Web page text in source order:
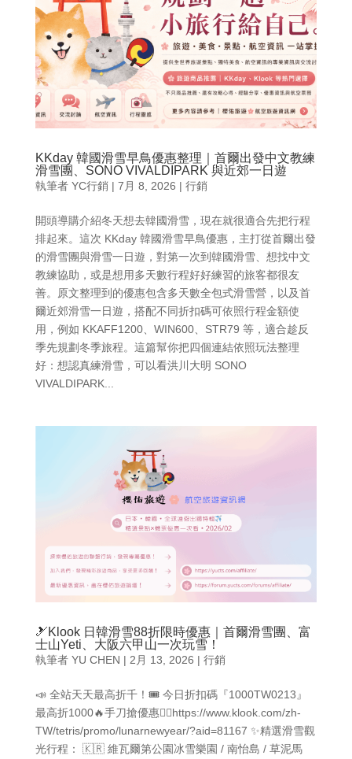
KKday 韓國滑雪早鳥優惠整理｜首爾出發中文教練
滑雪團、SONO VIVALDIPARK 與近郊一日遊
執筆者 YC行銷| 7月 8, 2026 | 行銷
開頭導購介紹冬天想去韓國滑雪，現在就很適合先把行程
排起來。這次 KKday 韓國滑雪早鳥優惠，主打從首爾出發
的滑雪團與滑雪一日遊，對第一次到韓國滑雪、想找中文
教練協助，或是想用多天數行程好好練習的旅客都很友
善。原文整理到的優惠包含多天數全包式滑雪營，以及首
爾近郊滑雪一日遊，搭配不同折扣碼可依照行程金額使
用，例如 KKAFF1200、WIN600、STR79 等，適合趁反
季先規劃冬季旅程。這篇幫你把四個連結依照玩法整理
好：想認真練滑雪，可以看洪川大明 SONO
VIVALDIPARK...
🎿Klook 日韓滑雪88折限時優惠｜首爾滑雪團、富
士山Yeti、大阪六甲山一次玩雪！
執筆者 YU CHEN | 2月 13, 2026 | 行銷
📣 全站天天最高折千！🎟️ 今日折扣碼『1000TW0213』
最高折1000🔥手刀搶優惠👉🏻https://www.klook.com/zh-
TW/tetris/promo/lunarnewyear/?aid=81167 ✨精選滑雪觀
光行程： 🇰🇷 維瓦爾第公園冰雪樂園 / 南怡島 / 草泥馬